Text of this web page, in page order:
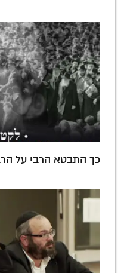
כך התבטא הרבי על